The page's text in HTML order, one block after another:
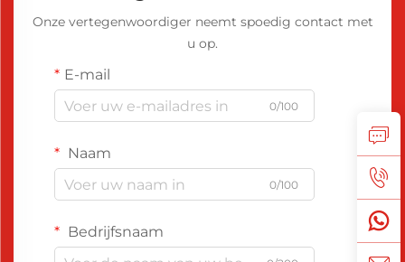
Onze vertegenwoordiger neemt spoedig contact met
u op.
E-mail
0/100
Naam
0/100
Bedrijfsnaam